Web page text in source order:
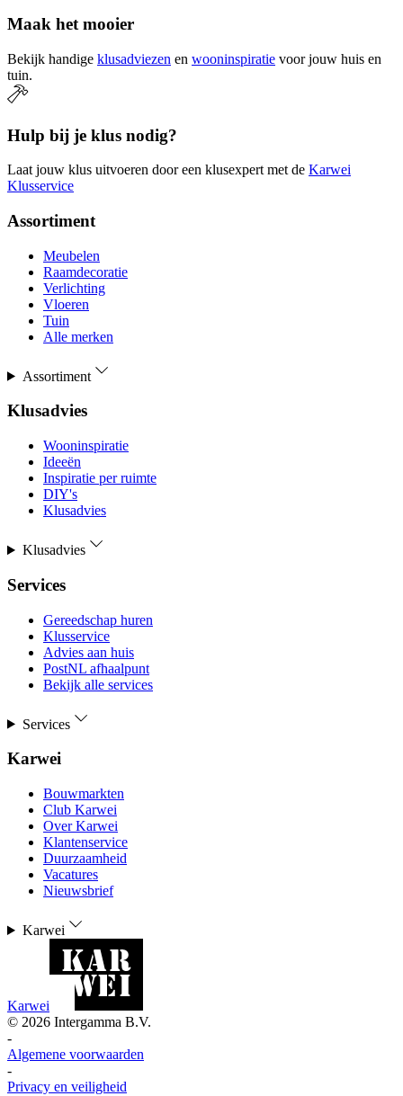
Maak het mooier
Bekijk handige klusadviezen en wooninspiratie voor jouw huis en
tuin.
Hulp bij je klus nodig?
Laat jouw klus uitvoeren door een klusexpert met de Karwei
Klusservice
Assortiment
Meubelen
Raamdecoratie
Verlichting
Vloeren
Tuin
Alle merken
Assortiment
Klusadvies
Wooninspiratie
Ideeën
Inspiratie per ruimte
DIY's
Klusadvies
Klusadvies
Services
Gereedschap huren
Klusservice
Advies aan huis
PostNL afhaalpunt
Bekijk alle services
Services
Karwei
Bouwmarkten
Club Karwei
Over Karwei
Klantenservice
Duurzaamheid
Vacatures
Nieuwsbrief
Karwei
Karwei
© 2026 Intergamma B.V.
-
Algemene voorwaarden
-
Privacy en veiligheid